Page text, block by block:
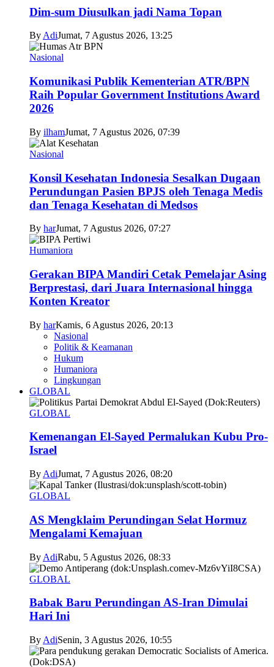
Dim-sum Diusulkan jadi Nama Topan
By AdiJumat, 7 Agustus 2026, 13:25
Nasional
Komunikasi Publik Kementerian ATR/BPN
Raih Popular Government Institutions Award
2026
By ilhamJumat, 7 Agustus 2026, 07:39
Nasional
Konsil Kesehatan Indonesia Sesalkan Dugaan
Perundungan Pasien BPJS oleh Tenaga Medis
dan Tenaga Kesehatan di Medsos
By harJumat, 7 Agustus 2026, 07:27
Humaniora
Gerakan BIPA Mandiri Cetak Pemelajar Asing
Berprestasi, dari Juara Internasional hingga
Konten Kreator
By harKamis, 6 Agustus 2026, 20:13
Nasional
Politik & Keamanan
Hukum
Humaniora
Lingkungan
GLOBAL
GLOBAL
Kemenangan El-Sayed Permalukan Kubu Pro-
Israel
By AdiJumat, 7 Agustus 2026, 08:20
GLOBAL
AS Mengklaim Perundingan Selat Hormuz
Mengalami Kemajuan
By AdiRabu, 5 Agustus 2026, 08:33
GLOBAL
Babak Baru Perundingan AS-Iran Dimulai
Hari Ini
By AdiSenin, 3 Agustus 2026, 10:55